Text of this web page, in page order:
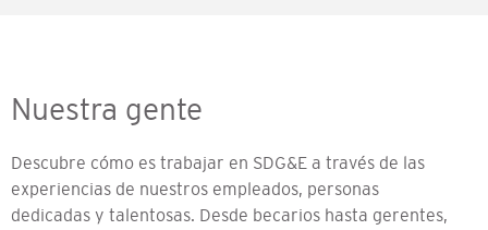
Nuestra gente
Descubre cómo es trabajar en SDG&E a través de las
experiencias de nuestros empleados, personas
dedicadas y talentosas. Desde becarios hasta gerentes,